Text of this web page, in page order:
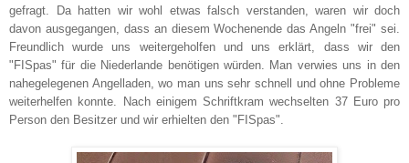
gefragt. Da hatten wir wohl etwas falsch verstanden, waren wir doch
davon ausgegangen, dass an diesem Wochenende das Angeln "frei" sei.
Freundlich wurde uns weitergeholfen und uns erklärt, dass wir den
"FISpas" für die Niederlande benötigen würden. Man verwies uns in den
nahegelegenen Angelladen, wo man uns sehr schnell und ohne Probleme
weiterhelfen konnte. Nach einigem Schriftkram wechselten 37 Euro pro
Person den Besitzer und wir erhielten den "FISpas".